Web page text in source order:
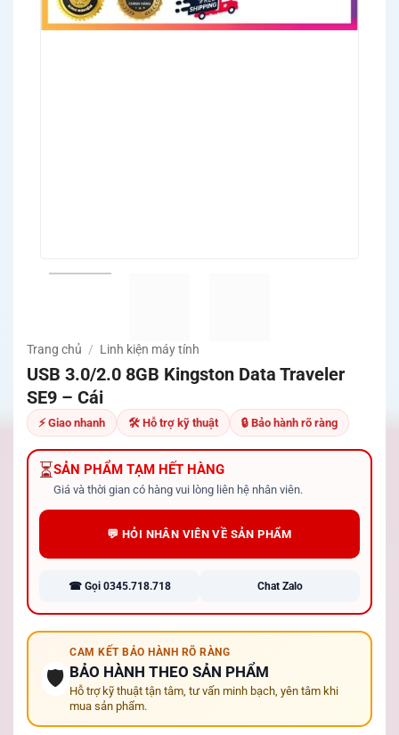
Trang chủ / Linh kiện máy tính
USB 3.0/2.0 8GB Kingston Data Traveler
SE9 – Cái
⚡ Giao nhanh 🛠 Hỗ trợ kỹ thuật 🔒 Bảo hành rõ ràng
⏳SẢN PHẨM TẠM HẾT HÀNG
Giá và thời gian có hàng vui lòng liên hệ nhân viên.
💬 HỎI NHÂN VIÊN VỀ SẢN PHẨM
☎ Gọi 0345.718.718 Chat Zalo
🛡️
CAM KẾT BẢO HÀNH RÕ RÀNG
BẢO HÀNH THEO SẢN PHẨM
Hỗ trợ kỹ thuật tận tâm, tư vấn minh bạch, yên tâm khi
mua sản phẩm.